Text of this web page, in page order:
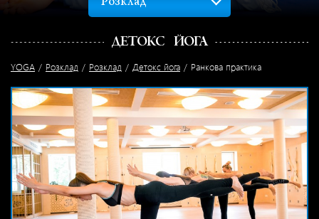
ДЕТОКС ЙОГА
YOGA Розклад Розклад Детокс йога Ранкова практика